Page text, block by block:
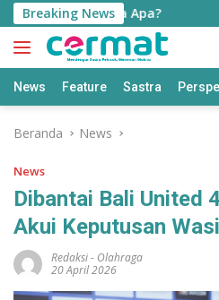
Langsung
ke
konten
Breaking News
Ada Apa?
News Feature Sastra
Beranda News
News
Dibantai Bali United
Akui Keputusan
Redaksi- Olahraga
20 April 2026